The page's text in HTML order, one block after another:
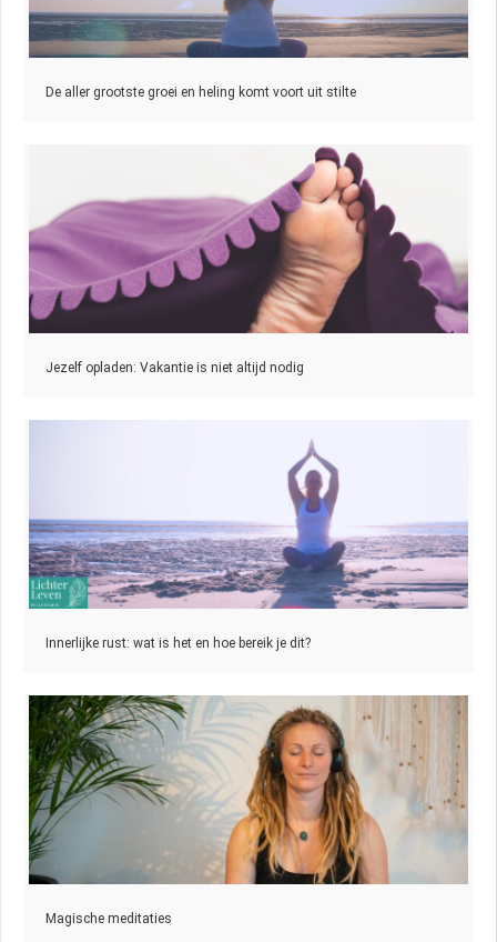
De aller grootste groei en heling komt voort uit stilte
Jezelf opladen: Vakantie is niet altijd nodig
Innerlijke rust: wat is het en hoe bereik je dit?
Magische meditaties